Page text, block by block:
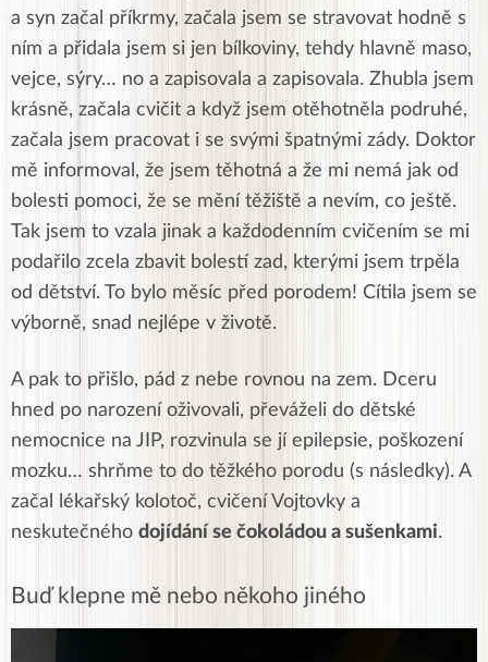
a syn začal příkrmy, začala jsem se stravovat hodně s
ním a přidala jsem si jen bílkoviny, tehdy hlavně maso,
vejce, sýry… no a zapisovala a zapisovala. Zhubla jsem
krásně, začala cvičit a když jsem otěhotněla podruhé,
začala jsem pracovat i se svými špatnými zády. Doktor
mě informoval, že jsem těhotná a že mi nemá jak od
bolesti pomoci, že se mění těžiště a nevím, co ještě.
Tak jsem to vzala jinak a každodenním cvičením se mi
podařilo zcela zbavit bolestí zad, kterými jsem trpěla
od dětství. To bylo měsíc před porodem! Cítila jsem se
výborně, snad nejlépe v životě.
A pak to přišlo, pád z nebe rovnou na zem. Dceru
hned po narození oživovali, převáželi do dětské
nemocnice na JIP, rozvinula se jí epilepsie, poškození
mozku… shrňme to do těžkého porodu (s následky). A
začal lékařský kolotoč, cvičení Vojtovky a
neskutečného dojídání se čokoládou a sušenkami.
Buď klepne mě nebo někoho jiného